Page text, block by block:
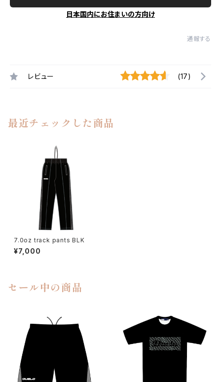
日本国内にお住まいの方向け
通報する
レビュー (17)
最近チェックした商品
7.0oz track pants BLK
¥7,000
セール中の商品